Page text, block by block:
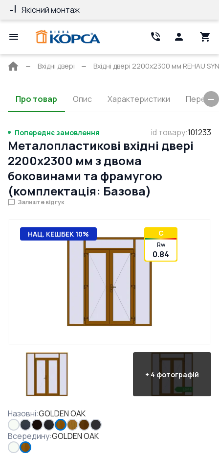
Якісний монтаж
Головна
Вхідні двері Вхідні двері 2200x2300 мм REHAU
Про товар Опис Характеристики
Попереднє замовлення id товару:101233
Металопластикові вхідні двері
2200x2300 мм з двома
боковинами та фрамугою
(комплектація: Базова)
Залиште відгук
НАЦ. КЕШБЕК 10% C
Rw
0.84
+ 4 фотографій
Назовні:GOLDEN OAK
Всередину:GOLDEN OAK